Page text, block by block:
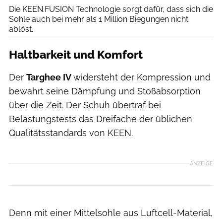
Die KEEN.FUSION Technologie sorgt dafür, dass sich die
Sohle auch bei mehr als 1 Million Biegungen nicht
ablöst.
Haltbarkeit und Komfort
Der Targhee IVwidersteht der Kompression und
bewahrt seine Dämpfung und Stoßabsorption
über die Zeit. Der Schuh übertraf bei
Belastungstests das Dreifache der üblichen
Qualitätsstandards von KEEN.
ANZEIGE
Denn mit einer Mittelsohle aus Luftcell-Material,